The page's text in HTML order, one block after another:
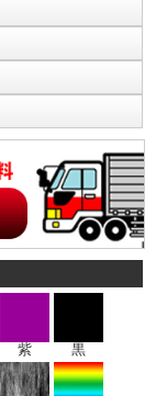
紫 黒